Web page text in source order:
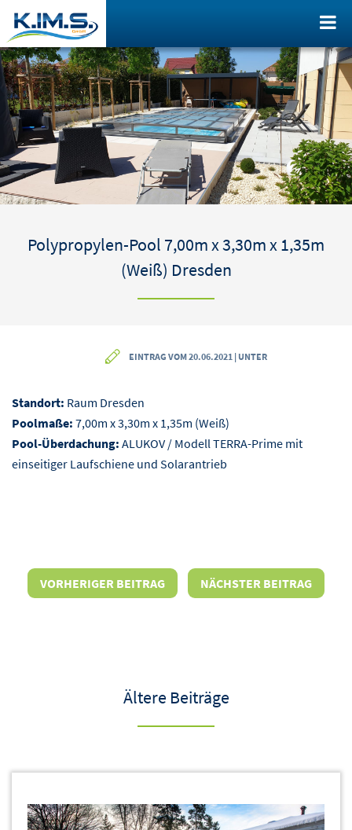
Polypropylen-Pool 7,00m x 3,30m x 1,35m
(Weiß) Dresden
EINTRAG VOM 20.06.2021 | UNTER
Standort: Raum Dresden
Poolmaße: 7,00m x 3,30m x 1,35m (Weiß)
Pool-Überdachung: ALUKOV / Modell TERRA-Prime mit
einseitiger Laufschiene und Solarantrieb
VORHERIGER BEITRAG NÄCHSTER BEITRAG
Ältere Beiträge